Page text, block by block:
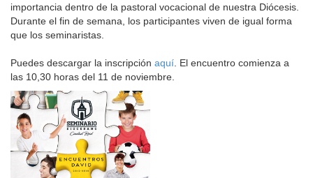
importancia dentro de la pastoral vocacional de nuestra Diócesis.
Durante el fin de semana, los participantes viven de igual forma
que los seminaristas.
Puedes descargar la inscripción aquí . El encuentro comienza a
las 10,30 horas del 11 de noviembre.